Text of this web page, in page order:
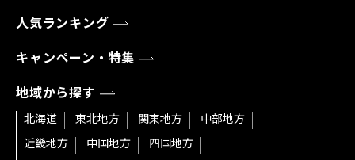
人気ランキング
キャンペーン・特集
地域から探す
北海道 東北地方 関東地方
中部地方
近畿地方
中国地方
四国地方